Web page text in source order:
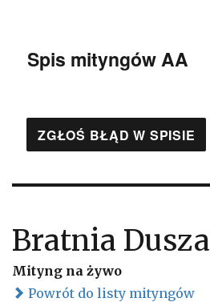
Spis mityngów AA
ZGŁOŚ BŁĄD W SPISIE
Bratnia Dusza
Mityng na żywo
Powrót do listy mityngów